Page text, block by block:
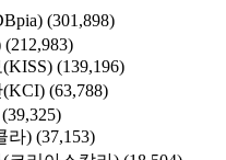
(301,898)
(212,983)
(139,196)
(KCI) (63,788)
(39,325)
라) (37,153)